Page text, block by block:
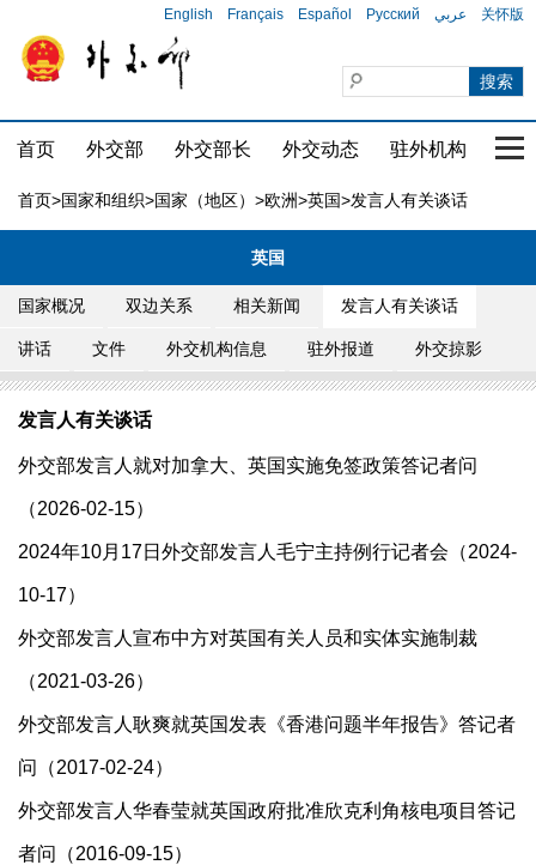
English Français Español Русский عربي 关怀版
首页 外交部 外交部长 外交动态 驻外机构 国
首页>国家和组织>国家（地区） >欧洲>英国>发言人有关谈话
英国
国家概况 双边关系 相关新闻 发言人有关谈话
讲话 文件 外交机构信息 驻外报道 外交掠影
发言人有关谈话
外交部发言人就对加拿大、英国实施免签政策答记者问
（2026-02-15）
2024年10月17日外交部发言人毛宁主持例行记者会（2024-
10-17）
外交部发言人宣布中方对英国有关人员和实体实施制裁
（2021-03-26）
外交部发言人耿爽就英国发表《香港问题半年报告》答记者
问（2017-02-24）
外交部发言人华春莹就英国政府批准欣克利角核电项目答记
者问（2016-09-15）